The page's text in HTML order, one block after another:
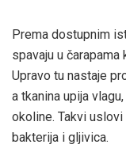
Prema dostupnim
spavaju u
Upravo tu nastaje
a tkanina upija
okoline. Takvi
bakterija i gljivica.